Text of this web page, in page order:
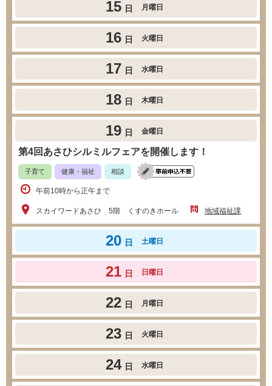
15 日 月曜日
16 日 火曜日
17 日 水曜日
18 日 木曜日
19 日 金曜日
第4回あさひシルミルフェアを開催します！
子育て 健康・福祉 相談
午前10時から正午まで
スカイワードあさひ 5階 くすのきホール 地域福祉課
20 日 土曜日
21 日 日曜日
22 日 月曜日
23 日 火曜日
24 日 水曜日